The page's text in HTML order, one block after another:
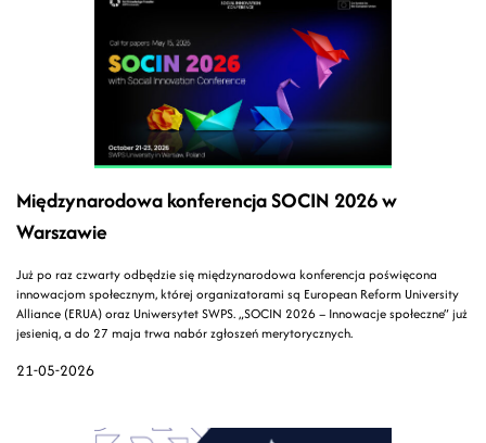
21-05-2026
Międzynarodowa konferencja SOCIN 2026 w
Warszawie
Już po raz czwarty odbędzie się międzynarodowa konferencja poświęcona
innowacjom społecznym, której organizatorami są European Reform University
Alliance (ERUA) oraz Uniwersytet SWPS. „SOCIN 2026 – Innowacje społeczne” już
jesienią, a do 27 maja trwa nabór zgłoszeń merytorycznych.